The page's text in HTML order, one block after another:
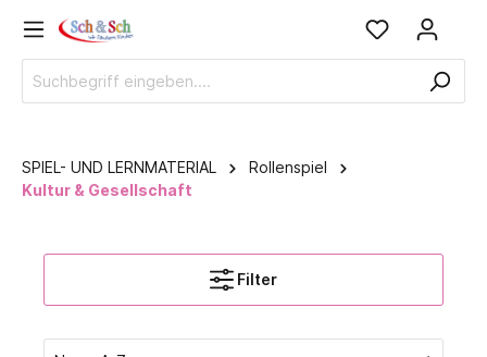
SPIEL- UND LERNMATERIAL
Rollenspiel
Kultur & Gesellschaft
Filter